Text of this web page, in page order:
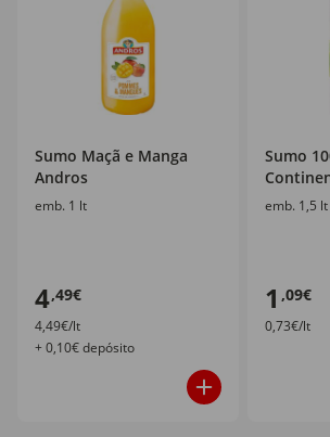
Sumo Maçã e Manga
Andros
emb. 1 lt
4,49€
4,49€/lt
+ 0,10€ depósito
Sumo
emb. 1,5 lt
1 ,09€
0,73€/lt